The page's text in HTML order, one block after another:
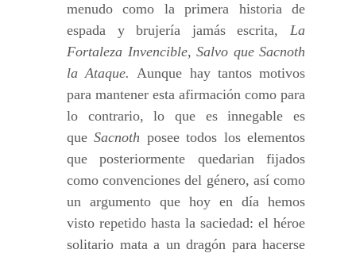
menudo como la primera historia de
espada y brujería jamás escrita, La
Fortaleza Invencible, Salvo que Sacnoth
la Ataque.Aunque hay tantos motivos
para mantener esta afirmación como para
lo contrario, lo que es innegable es
queSacnoth posee todos los elementos
que posteriormente quedarian fijados
como convenciones del género, así como
un argumento que hoy en día hemos
visto repetido hasta la saciedad: el héroe
solitario mata a un dragón para hacerse